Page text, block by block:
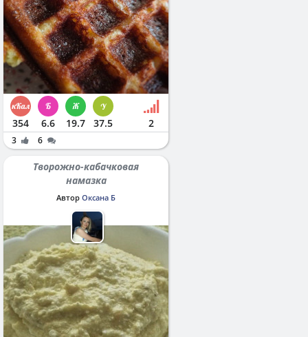
354 6.6 19.7 37.5 2
3 6
Творожно-кабачковая
намазка
Автор Оксана Б